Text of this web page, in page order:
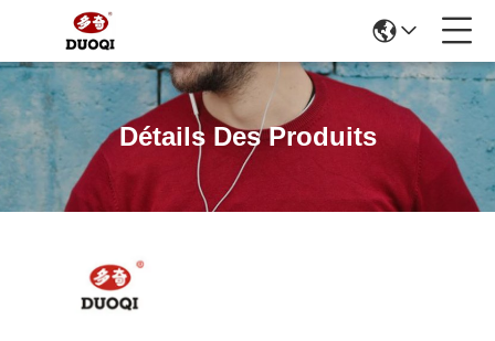
Détails Des Produits